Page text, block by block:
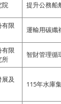
院 提升公務船
有限
運輸用碳纖
有限
所
智財管理循
及
115年水庫